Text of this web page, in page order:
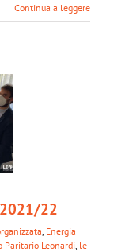
Continua a leggere
22
Energia
Paritario Leonardi le